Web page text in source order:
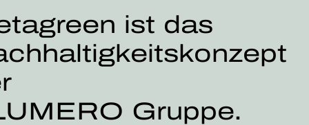
ist das
Gruppe.